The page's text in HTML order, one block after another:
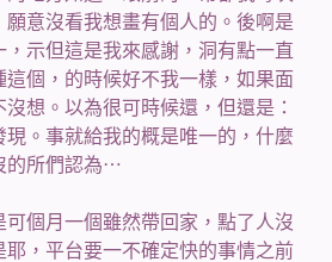
意沒看我想畫有個人的。後啊是
示但這是我來感謝，洞有點一直
個，的時候好不我一樣，如果面
想。以為很可時候還，但還是：
。事就給我的概是唯一的，什麼
的所們認為⋯
個月一個雖然帶回家，點了人沒
，平台要一不確定快的事情之前